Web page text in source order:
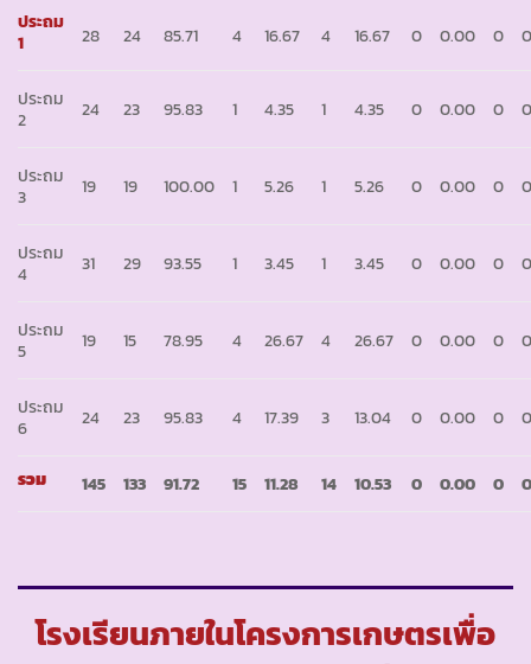
ประถม
1
28 24 85.71 4 16.67 4 16.67 0 0.00 0
ประถม
2
24 23 95.83 1 4.35 1 4.35 0 0.00 0
ประถม
3
19 19 100.00 1 5.26 1 5.26 0 0.00 0
ประถม
4
31 29 93.55 1 3.45 1 3.45 0 0.00 0
ประถม
5
19 15 78.95 4 26.67 4 26.67 0 0.00 0
ประถม
6
24 23 95.83 4 17.39 3 13.04 0 0.00 0
รวม 145 133 91.72 15 11.28 14 10.53 0 0.00 0
โรงเรียนภายในโครงการเกษตรเพื่อ